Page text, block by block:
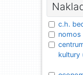
c.h.
nomos
kultury